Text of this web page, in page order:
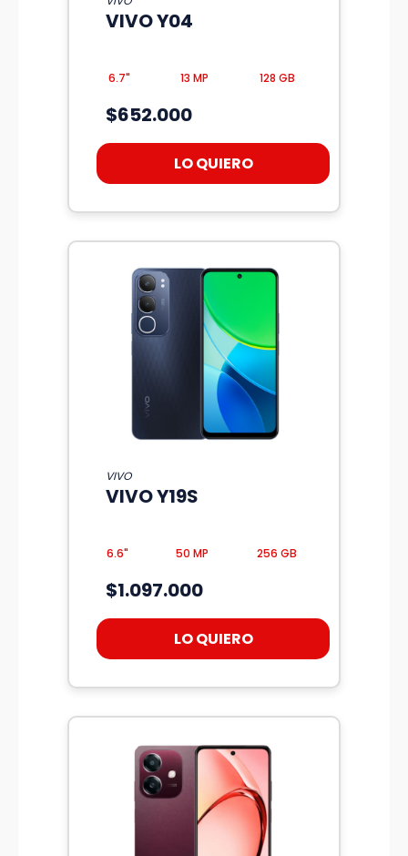
VIVO Y04
6.7" 13 MP 128 GB
$652.000
LO QUIERO
VIVO
VIVO Y19S
6.6" 50 MP 256 GB
$1.097.000
LO QUIERO